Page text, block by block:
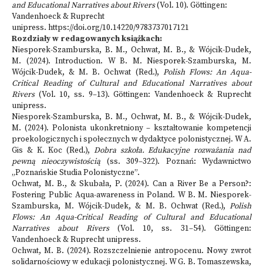
and Educational Narratives about Rivers(Vol. 10). Göttingen:
Vandenhoeck & Ruprecht
unipress. https://doi.org/10.14220/9783737017121
Rozdziały w redagowanych książkach:
Niesporek-Szamburska, B. M., Ochwat, M. B., & Wójcik-Dudek,
M. (2024). Introduction. W B. M. Niesporek-Szamburska, M.
Wójcik-Dudek, & M. B. Ochwat (Red.), Polish Flows: An Aqua-
Critical Reading of Cultural and Educational Narratives about
Rivers(Vol. 10, ss. 9–13). Göttingen: Vandenhoeck & Ruprecht
unipress.
Niesporek-Szamburska, B. M., Ochwat, M. B., & Wójcik-Dudek,
M. (2024). Polonista ukonkretniony – kształtowanie kompetencji
proekologicznych i społecznych w dydaktyce polonistycznej. W A.
Gis & K. Koc (Red.), Dobra szkoła. Edukacyjne rozważania nad
pewną nieoczywistością (ss. 309–322). Poznań: Wydawnictwo
„Poznańskie Studia Polonistyczne”.
Ochwat, M. B., & Skubała, P. (2024). Can a River Be a Person?:
Fostering Public Aqua-awareness in Poland. W B. M. Niesporek-
Szamburska, M. Wójcik-Dudek, & M. B. Ochwat (Red.), Polish
Flows: An Aqua-Critical Reading of Cultural and Educational
Narratives about Rivers(Vol. 10, ss. 31–54). Göttingen:
Vandenhoeck & Ruprecht unipress.
Ochwat, M. B. (2024). Rozszczelnienie antropocenu. Nowy zwrot
solidarnościowy w edukacji polonistycznej. W G. B. Tomaszewska,